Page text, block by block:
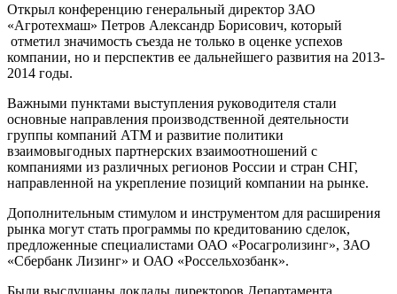
Открыл конференцию генеральный директор ЗАО
«Агротехмаш» Петров Александр Борисович, который
отметил значимость съезда не только в оценке успехов
компании, но и перспектив ее дальнейшего развития на 2013-
2014 годы.
Важными пунктами выступления руководителя стали
основные направления производственной деятельности
группы компаний АТМ и развитие политики
взаимовыгодных партнерских взаимоотношений с
компаниями из различных регионов России и стран СНГ,
направленной на укрепление позиций компании на рынке.
Дополнительным стимулом и инструментом для расширения
рынка могут стать программы по кредитованию сделок,
предложенные специалистами ОАО «Росагролизинг», ЗАО
«Сбербанк Лизинг» и ОАО «Россельхозбанк».
Были выслушаны доклады директоров Департамента